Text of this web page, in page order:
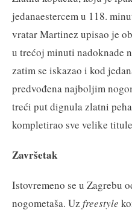
jedanaestercem u 118.
vratar Martinez upisao je
u trećoj minuti nadoknade
zatim se iskazao i kod
predvođena najboljim
treći put dignula zlatni
kompletirao sve velike
Završetak
Istovremeno se u Zagrebu
nogometaša. Uz freestyle